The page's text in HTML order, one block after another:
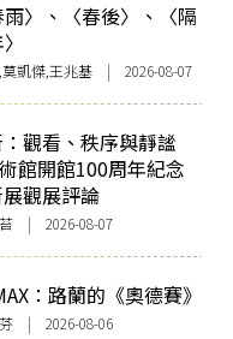
〉、〈春後〉、〈隔
凱傑,王兆基 | 2026-08-07
觀看、秩序與靜謐
館開館100周年紀念
觀展評論
| 2026-08-07
：路蘭的《奧德賽》
| 2026-08-06